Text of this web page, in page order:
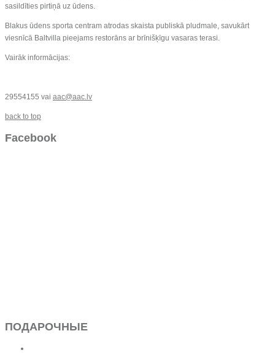
sasildīties pirtiņā uz ūdens.
Blakus ūdens sporta centram atrodas skaista publiskā pludmale, savukārt
viesnīcā Baltvilla pieejams restorāns ar brīnišķīgu vasaras terasi.
Vairāk informācijas:
29554155 vai aac@aac.lv
back to top
Facebook
ПОДАРОЧНЫЕ